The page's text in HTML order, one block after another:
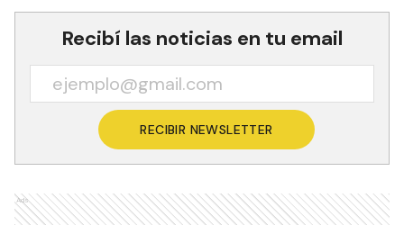
Recibí las noticias en tu email
RECIBIR NEWSLETTER
Ads